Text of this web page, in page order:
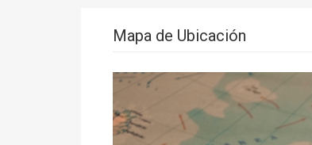
Mapa de Ubicación